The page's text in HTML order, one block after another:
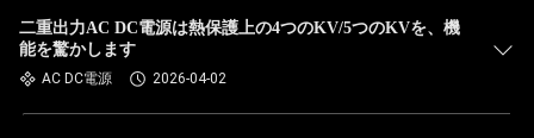
二重出力AC DC電源は熱保護上の4つのKV/5つのKVを、機
能を驚かします
AC DC電源 2026-04-02